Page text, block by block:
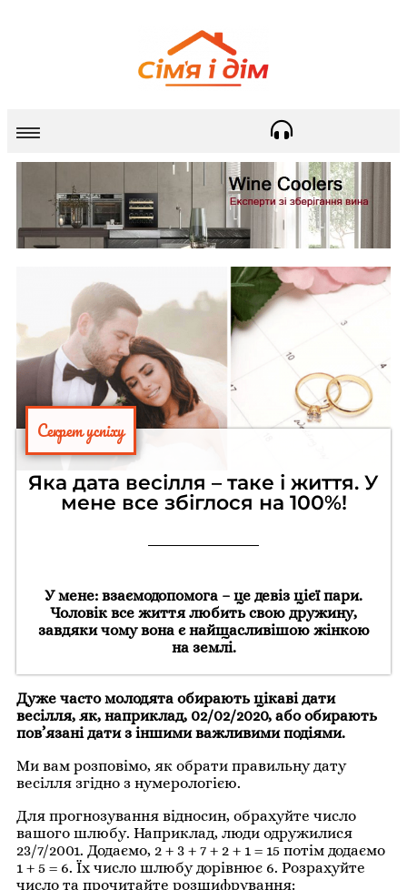
Секрет успіху
Яка дата весілля – таке і життя. У
мене все збіглося на 100%!
У мене: взаємодопомога – це девіз цієї пари.
Чоловік все життя любить свою дружину,
завдяки чому вона є найщасливішою жінкою
на землі.
Дуже часто молодята обирають цікаві дати
весілля, як, наприклад, 02/02/2020, або обирають
пов’язані дати з іншими важливими подіями.
Ми вам розповімо, як обрати правильну дату
весілля згідно з нумерологією.
Для прогнозування відносин, обрахуйте число
вашого шлюбу. Наприклад, люди одружилися
23/7/2001. Додаємо, 2 + 3 + 7 + 2 + 1 = 15 потім додаємо
1 + 5 = 6. Їх число шлюбу дорівнює 6. Розрахуйте
число та прочитайте розшифрування: